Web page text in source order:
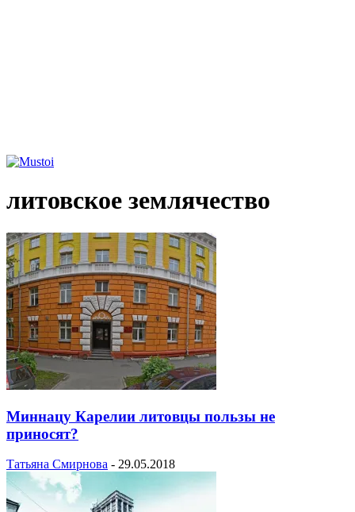
литовское землячество
Миннацу Карелии литовцы пользы не
приносят?
Татьяна Смирнова - 29.05.2018